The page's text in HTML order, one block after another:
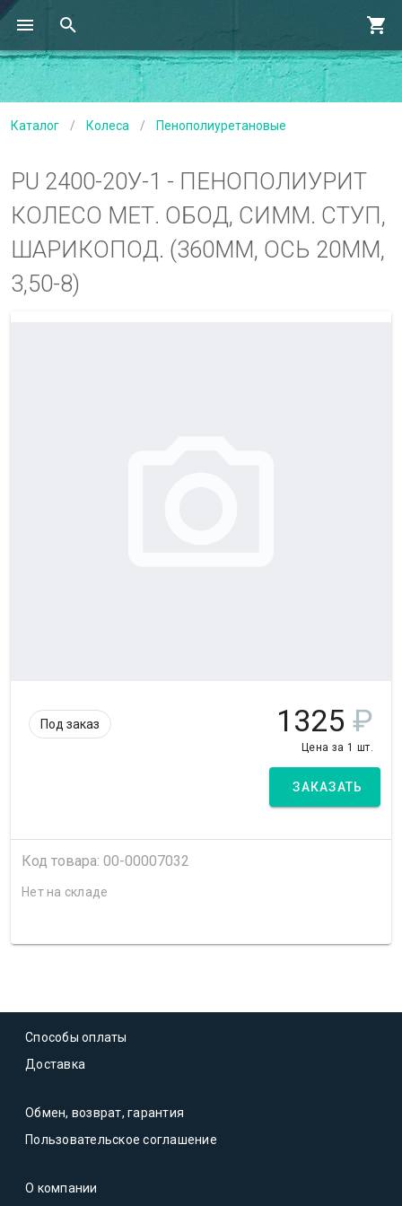
Каталог / Колеса / Пенополиуретановые
PU 2400-20У-1 - ПЕНОПОЛИУРИТ
КОЛЕСО МЕТ. ОБОД, СИММ. СТУП,
ШАРИКОПОД. (360ММ, ОСЬ 20ММ,
3,50-8)
Под заказ 1325 ₽
Цена за 1 шт.
ЗАКАЗАТЬ
Код товара: 00-00007032
Нет на складе
Способы оплаты
Доставка
Обмен, возврат, гарантия
Пользовательское соглашение
О компании